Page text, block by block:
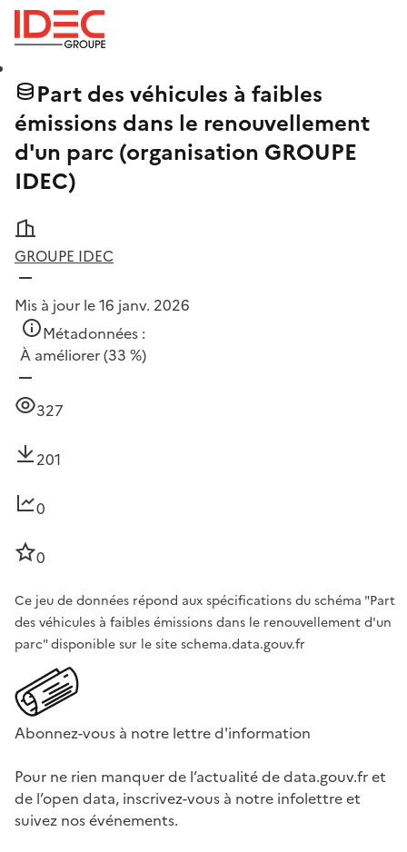
Part des véhicules à faibles
émissions dans le renouvellement
d'un parc (organisation GROUPE
IDEC)
GROUPE IDEC
Mis à jour le 16 janv. 2026
Métadonnées :
À améliorer(33 %)
327
201
0
0
Ce jeu de données répond aux spécifications du schéma "Part
des véhicules à faibles émissions dans le renouvellement d'un
parc" disponible sur le site schema.data.gouv.fr
Abonnez-vous à notre lettre d'information
Pour ne rien manquer de l’actualité de data.gouv.fr et
de l’open data, inscrivez-vous à notre infolettre et
suivez nos événements.